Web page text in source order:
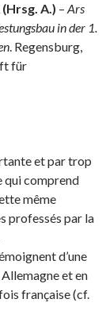
A.) – Ars
in der 1.
. Regensburg,
für
et par trop
qui comprend
même
professés par la
d’une
et en
française (cf.